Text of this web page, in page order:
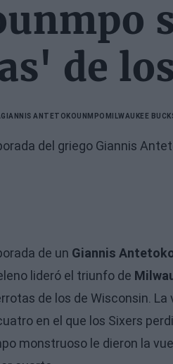
de
GIANNIS ANTETOKOUNMPO MILWAUKEE
del griego Giannis
de un Giannis
lideró el triunfo de
de los de Wisconsin.
en el que los Sixers
monstruoso le dieron la